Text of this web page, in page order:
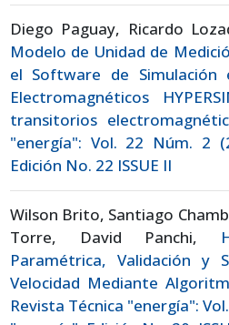
Diego Paguay, Ricardo
Modelo de Unidad de
el Software de
Electromagnéticos
transitorios
"energía": Vol. 22 Núm. 2
Edición No. 22 ISSUE II
Wilson Brito, Santiago
Torre, David Panchi,
Paramétrica, Validación y
Velocidad Mediante
Revista Técnica "energía":